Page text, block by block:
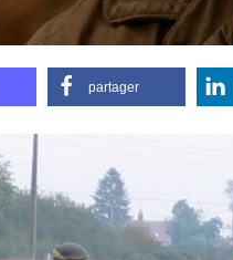
partager